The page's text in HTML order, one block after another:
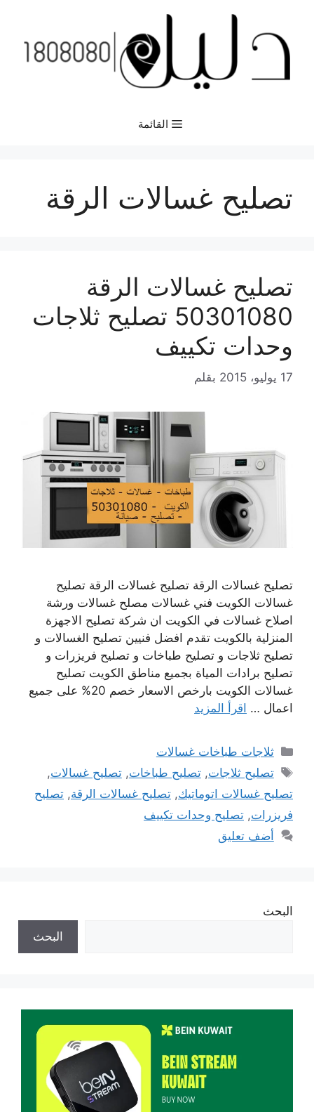
المحتوى
القائمة
تصليح غسالات الرقة
تصليح غسالات الرقة
50301080 تصليح ثلاجات
وحدات تكييف
17 يوليو، 2015 بقلم
تصليح غسالات الرقة تصليح غسالات الرقة تصليح
غسالات الكويت فني غسالات مصلح غسالات ورشة
اصلاح غسالات في الكويت ان شركة تصليح الاجهزة
المنزلية بالكويت تقدم افضل فنيين تصليح الغسالات و
تصليح ثلاجات و تصليح طباخات و تصليح فريزرات و
تصليح برادات المياة بجميع مناطق الكويت تصليح
غسالات الكويت بارخص الاسعار خصم 20% على جميع
اعمال … اقرأ المزيد
التصنيفات
ثلاجات طباخات غسالات
الوسوم
تصليح ثلاجات,تصليح طباخات,تصليح غسالات,
تصليح غسالات اتوماتيك, تصليح غسالات الرقة, تصليح
فريزرات, تصليح وحدات تكييف
أضف تعليق
البحث
البحث